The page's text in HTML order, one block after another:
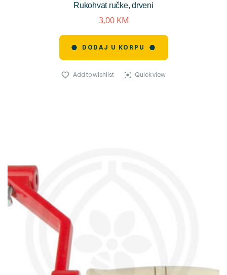
Rukohvat ručke, drveni
reviews)
3,00 KM
DODAJ U KORPU
Add to wishlist Quick view